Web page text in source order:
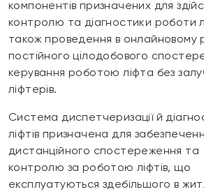
компонентів призначених для
контролю та діагностики роботи
також проведення в онлайновому
постійного цілодобового
керування роботою ліфта без
ліфтерів.
Система диспетчеризації й
ліфтів призначена для
дистанційного спостереження та
контролю за роботою ліфтів, що
експлуатуються здебільшого в